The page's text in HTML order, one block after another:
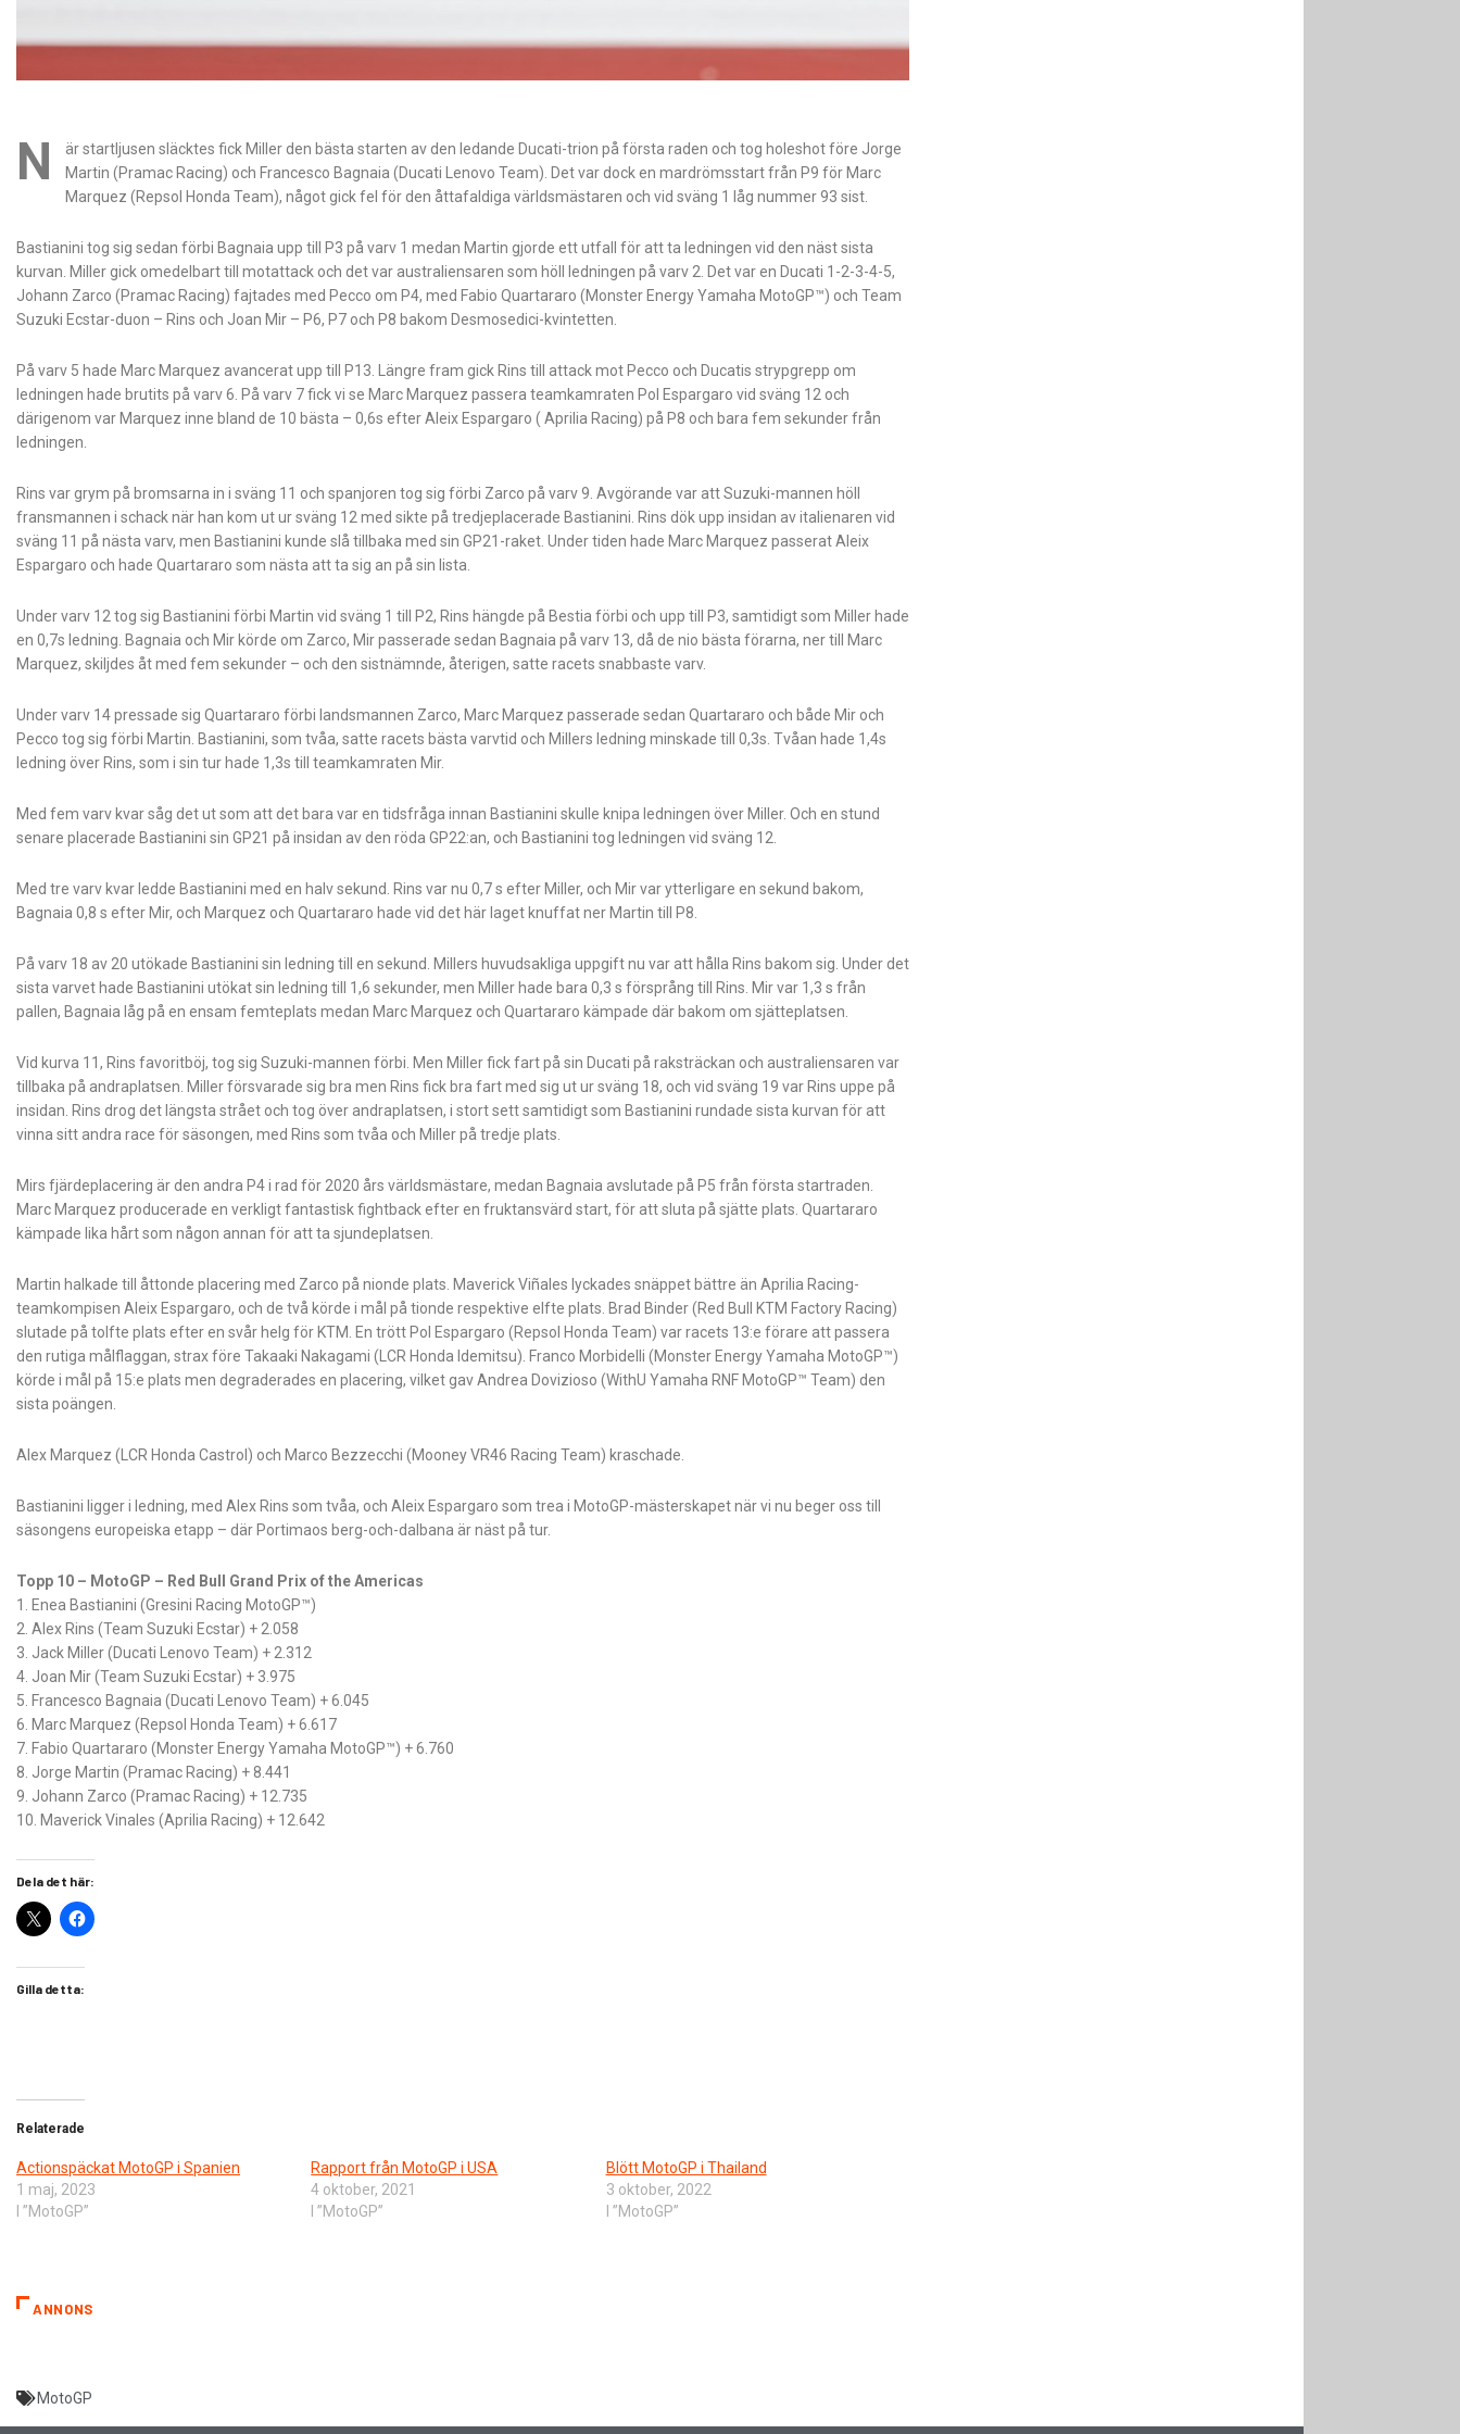
N
är startljusen släcktes fick Miller den bästa starten av den ledande Ducati-trion på första raden och tog holeshot före Jorge
Martin (Pramac Racing) och Francesco Bagnaia (Ducati Lenovo Team). Det var dock en mardrömsstart från P9 för Marc
Marquez (Repsol Honda Team), något gick fel för den åttafaldiga världsmästaren och vid sväng 1 låg nummer 93 sist.
Bastianini tog sig sedan förbi Bagnaia upp till P3 på varv 1 medan Martin gjorde ett utfall för att ta ledningen vid den näst sista
kurvan. Miller gick omedelbart till motattack och det var australiensaren som höll ledningen på varv 2. Det var en Ducati 1-2-3-4-5,
Johann Zarco (Pramac Racing) fajtades med Pecco om P4, med Fabio Quartararo (Monster Energy Yamaha MotoGP™) och Team
Suzuki Ecstar-duon – Rins och Joan Mir – P6, P7 och P8 bakom Desmosedici-kvintetten.
På varv 5 hade Marc Marquez avancerat upp till P13. Längre fram gick Rins till attack mot Pecco och Ducatis strypgrepp om
ledningen hade brutits på varv 6. På varv 7 fick vi se Marc Marquez passera teamkamraten Pol Espargaro vid sväng 12 och
därigenom var Marquez inne bland de 10 bästa – 0,6s efter Aleix Espargaro ( Aprilia Racing) på P8 och bara fem sekunder från
ledningen.
Rins var grym på bromsarna in i sväng 11 och spanjoren tog sig förbi Zarco på varv 9. Avgörande var att Suzuki-mannen höll
fransmannen i schack när han kom ut ur sväng 12 med sikte på tredjeplacerade Bastianini. Rins dök upp insidan av italienaren vid
sväng 11 på nästa varv, men Bastianini kunde slå tillbaka med sin GP21-raket. Under tiden hade Marc Marquez passerat Aleix
Espargaro och hade Quartararo som nästa att ta sig an på sin lista.
Under varv 12 tog sig Bastianini förbi Martin vid sväng 1 till P2, Rins hängde på Bestia förbi och upp till P3, samtidigt som Miller hade
en 0,7s ledning. Bagnaia och Mir körde om Zarco, Mir passerade sedan Bagnaia på varv 13, då de nio bästa förarna, ner till Marc
Marquez, skiljdes åt med fem sekunder – och den sistnämnde, återigen, satte racets snabbaste varv.
Under varv 14 pressade sig Quartararo förbi landsmannen Zarco, Marc Marquez passerade sedan Quartararo och både Mir och
Pecco tog sig förbi Martin. Bastianini, som tvåa, satte racets bästa varvtid och Millers ledning minskade till 0,3s. Tvåan hade 1,4s
ledning över Rins, som i sin tur hade 1,3s till teamkamraten Mir.
Med fem varv kvar såg det ut som att det bara var en tidsfråga innan Bastianini skulle knipa ledningen över Miller. Och en stund
senare placerade Bastianini sin GP21 på insidan av den röda GP22:an, och Bastianini tog ledningen vid sväng 12.
Med tre varv kvar ledde Bastianini med en halv sekund. Rins var nu 0,7 s efter Miller, och Mir var ytterligare en sekund bakom,
Bagnaia 0,8 s efter Mir, och Marquez och Quartararo hade vid det här laget knuffat ner Martin till P8.
På varv 18 av 20 utökade Bastianini sin ledning till en sekund. Millers huvudsakliga uppgift nu var att hålla Rins bakom sig. Under det
sista varvet hade Bastianini utökat sin ledning till 1,6 sekunder, men Miller hade bara 0,3 s försprång till Rins. Mir var 1,3 s från
pallen, Bagnaia låg på en ensam femteplats medan Marc Marquez och Quartararo kämpade där bakom om sjätteplatsen.
Vid kurva 11, Rins favoritböj, tog sig Suzuki-mannen förbi. Men Miller fick fart på sin Ducati på raksträckan och australiensaren var
tillbaka på andraplatsen. Miller försvarade sig bra men Rins fick bra fart med sig ut ur sväng 18, och vid sväng 19 var Rins uppe på
insidan. Rins drog det längsta strået och tog över andraplatsen, i stort sett samtidigt som Bastianini rundade sista kurvan för att
vinna sitt andra race för säsongen, med Rins som tvåa och Miller på tredje plats.
Mirs fjärdeplacering är den andra P4 i rad för 2020 års världsmästare, medan Bagnaia avslutade på P5 från första startraden.
Marc Marquez producerade en verkligt fantastisk fightback efter en fruktansvärd start, för att sluta på sjätte plats. Quartararo
kämpade lika hårt som någon annan för att ta sjundeplatsen.
Martin halkade till åttonde placering med Zarco på nionde plats. Maverick Viñales lyckades snäppet bättre än Aprilia Racing-
teamkompisen Aleix Espargaro, och de två körde i mål på tionde respektive elfte plats. Brad Binder (Red Bull KTM Factory Racing)
slutade på tolfte plats efter en svår helg för KTM. En trött Pol Espargaro (Repsol Honda Team) var racets 13:e förare att passera
den rutiga målflaggan, strax före Takaaki Nakagami (LCR Honda Idemitsu). Franco Morbidelli (Monster Energy Yamaha MotoGP™)
körde i mål på 15:e plats men degraderades en placering, vilket gav Andrea Dovizioso (WithU Yamaha RNF MotoGP™ Team) den
sista poängen.
Alex Marquez (LCR Honda Castrol) och Marco Bezzecchi (Mooney VR46 Racing Team) kraschade.
Bastianini ligger i ledning, med Alex Rins som tvåa, och Aleix Espargaro som trea i MotoGP-mästerskapet när vi nu beger oss till
säsongens europeiska etapp – där Portimaos berg-och-dalbana är näst på tur.
Topp 10 – MotoGP – Red Bull Grand Prix of the Americas
1. Enea Bastianini (Gresini Racing MotoGP™)
2. Alex Rins (Team Suzuki Ecstar) + 2.058
3. Jack Miller (Ducati Lenovo Team) + 2.312
4. Joan Mir (Team Suzuki Ecstar) + 3.975
5. Francesco Bagnaia (Ducati Lenovo Team) + 6.045
6. Marc Marquez (Repsol Honda Team) + 6.617
7. Fabio Quartararo (Monster Energy Yamaha MotoGP™) + 6.760
8. Jorge Martin (Pramac Racing) + 8.441
9. Johann Zarco (Pramac Racing) + 12.735
10. Maverick Vinales (Aprilia Racing) + 12.642
Dela det här:
Gilla detta:
Relaterade
Actionspäckat MotoGP i Spanien
1 maj, 2023
I ”MotoGP”
Rapport från MotoGP i USA
4 oktober, 2021
I ”MotoGP”
Blött MotoGP i Thailand
3 oktober, 2022
I ”MotoGP”
ANNONS
MotoGP